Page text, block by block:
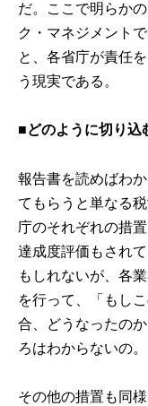
だ。ここで明らか
ク・マネジメント
と、各省庁が責任
う現実である。
■どのように切り込
報告書を読めばわ
てもらうと単なる
庁のそれぞれの措
達成度評価もされ
もしれないが、各
を行って、「もし
合、どうなったの
ろはわからないの。
その他の措置も同